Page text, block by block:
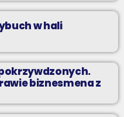
w hali
pokrzywdzonych.
biznesmena z